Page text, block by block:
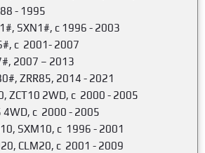
- 1995
SXN1#, c 1996 - 2003
c 2001- 2007
2007 – 2013
ZRR85, 2014 - 2021
ZCT10 2WD, c 2000 - 2005
4WD, c 2000 - 2005
SXM10, c 1996 - 2001
CLM20, c 2001 - 2009